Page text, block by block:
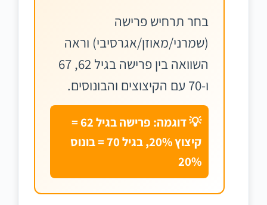
בחר תרחיש פרישה
(שמרני/מאוזן/אגרסיבי) וראה
השוואה בין פרישה בגיל 62, 67
ו-70 עם הקיצוצים והבונוסים.
💡 דוגמה: פרישה בגיל 62 =
קיצוץ 20%, בגיל 70 = בונוס
20%